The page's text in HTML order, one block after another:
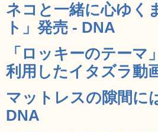
ネコと一緒に心ゆく
ト」発売 - DNA
「ロッキーのテー
利用したイタズラ動
マットレスの隙間に
DNA